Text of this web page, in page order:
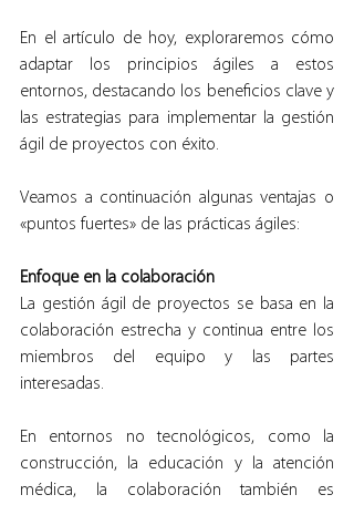
En el artículo de hoy, exploraremos cómo
adaptar los principios ágiles a estos
entornos, destacando los beneficios clave y
las estrategias para implementar la gestión
ágil de proyectos con éxito.
Veamos a continuación algunas ventajas o
«puntos fuertes» de las prácticas ágiles:
Enfoque en la colaboración
La gestión ágil de proyectos se basa en la
colaboración estrecha y continua entre los
miembros del equipo y las partes
interesadas.
En entornos no tecnológicos, como la
construcción, la educación y la atención
médica, la colaboración también es